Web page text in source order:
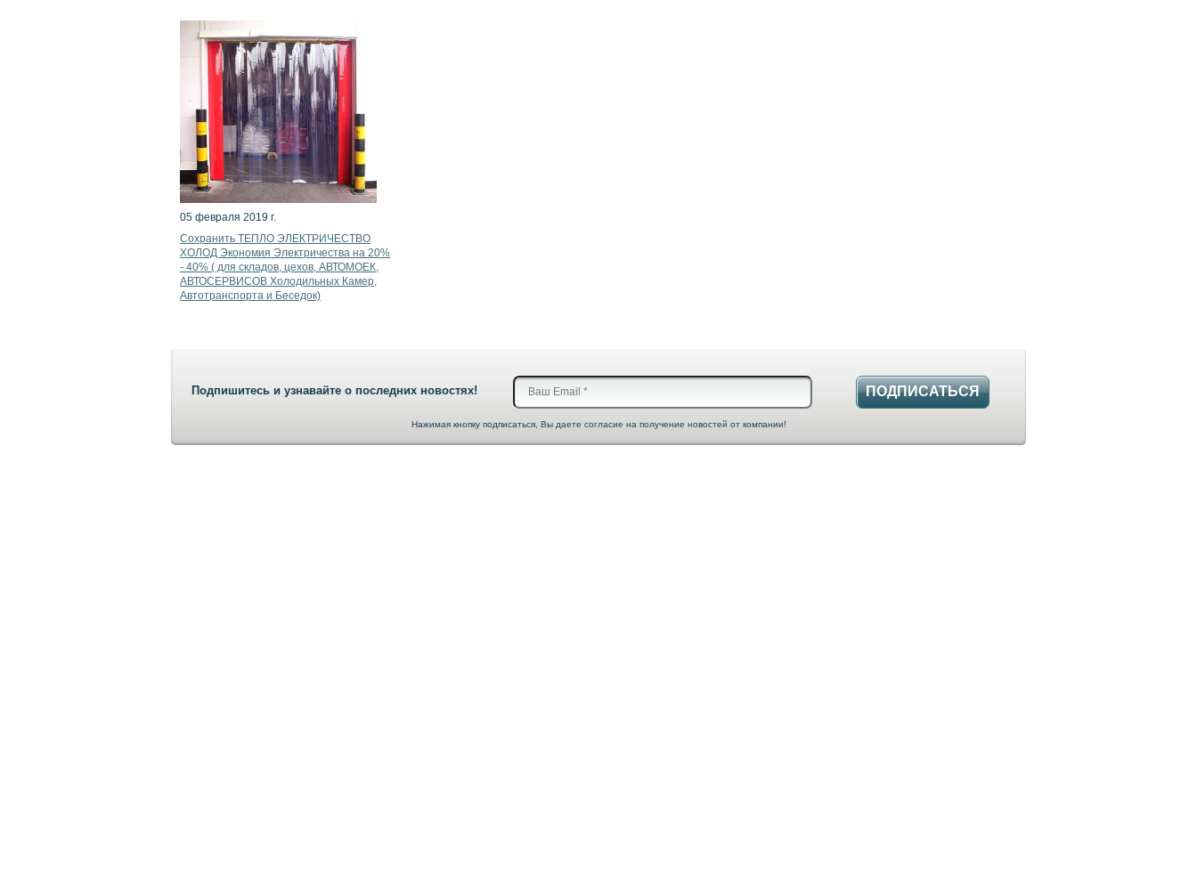
05 февраля 2019 г.
Сохранить ТЕПЛО ЭЛЕКТРИЧЕСТВО
ХОЛОД Экономия Электричества на 20%
- 40% ( для складов, цехов, АВТОМОЕК,
АВТОСЕРВИСОВ Холодильных Камер,
Автотранспорта и Беседок)
Подпишитесь и узнавайте о последних новостях! ПОДПИСАТЬСЯ
Нажимая кнопку подписаться, Вы даете согласие на получение новостей от компании!